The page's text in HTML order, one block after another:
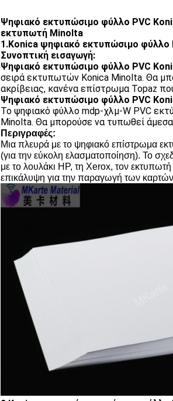
Ψηφιακό εκτυπώσιμο φύλλο PVC
εκτυπωτή Minolta
1.Konica ψηφιακό εκτυπώσιμο φύλλο
Συνοπτική εισαγωγή:
Ψηφιακό εκτυπώσιμο φύλλο PVC
σειρά εκτυπωτών Konica Minolta. Θα
ακρίβειας, κανένα επίστρωμα Topaz
Ψηφιακό εκτυπώσιμο φύλλο PVC
Το ψηφιακό φύλλο mdp-χλμ-W PVC
Minolta. Θα μπορούσε να τυπωθεί
Περιγραφές:
Μια πλευρά με το ψηφιακό επίστρωμα
(για την εύκολη ελασματοποίηση). Το
με το λουλάκι HP, τη Xerox, τον
επικάλυψη για την παραγωγή των